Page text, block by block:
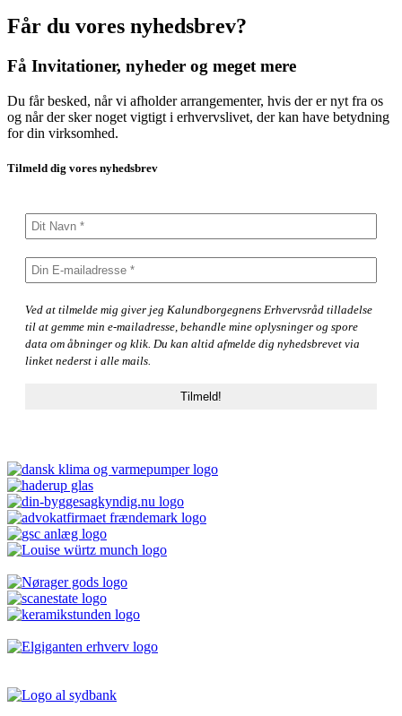
Får du vores nyhedsbrev?
Få Invitationer, nyheder og meget mere
Du får besked, når vi afholder arrangementer, hvis der er nyt fra os
og når der sker noget vigtigt i erhvervslivet, der kan have betydning
for din virksomhed.
Tilmeld dig vores nyhedsbrev
Ved at tilmelde mig giver jeg Kalundborgegnens Erhvervsråd tilladelse
til at gemme min e-mailadresse, behandle mine oplysninger og spore
data om åbninger og klik. Du kan altid afmelde dig nyhedsbrevet via
linket nederst i alle mails.